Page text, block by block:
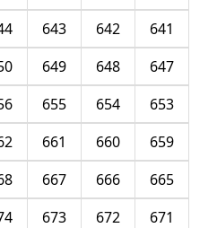
641
642
643
647
648
649
653
654
655
659
660
661
665
666
667
671
672
673